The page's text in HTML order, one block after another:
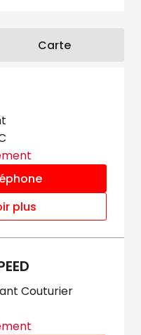
Carte
plus
Couturier